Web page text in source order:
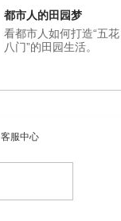
都市人的田园梦
看都市人如何打造“五花
八门”的田园生活。
客服中心